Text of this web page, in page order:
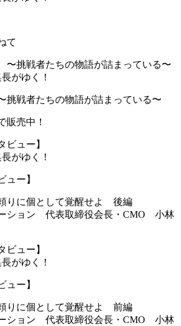
て
がゆく！
戦者たちの物語が詰まっている〜
販売中！
がゆく！
ュー】
りに個として覚醒せよ 後編
ション 代表取締役会長・CMO 小林
がゆく！
ュー】
りに個として覚醒せよ 前編
ション 代表取締役会長・CMO 小林